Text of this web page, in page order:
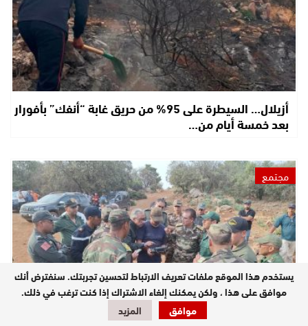
أزيلال… السيطرة على 95% من حريق غابة “أنفك” بأفورار
بعد خمسة أيام من…
مجتمع
يستخدم هذا الموقع ملفات تعريف الارتباط لتحسين تجربتك. سنفترض أنك
موافق على هذا ، ولكن يمكنك إلغاء الاشتراك إذا كنت ترغب في ذلك.
موافق
المزيد